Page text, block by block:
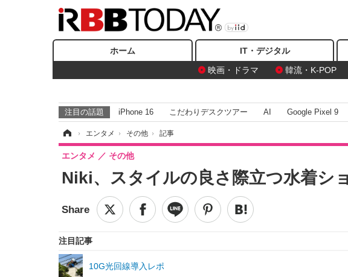
ホーム IT・デジタル
映画・ドラマ
韓流・K-POP
注目の話題 iPhone 16 こだわりデスクツアー AI Google Pixel 9
› エンタメ › その他 › 記事
Niki、スタイルの良さ際立つ水着シ
エンタメ その他
注目記事
10G光回線導入レポ